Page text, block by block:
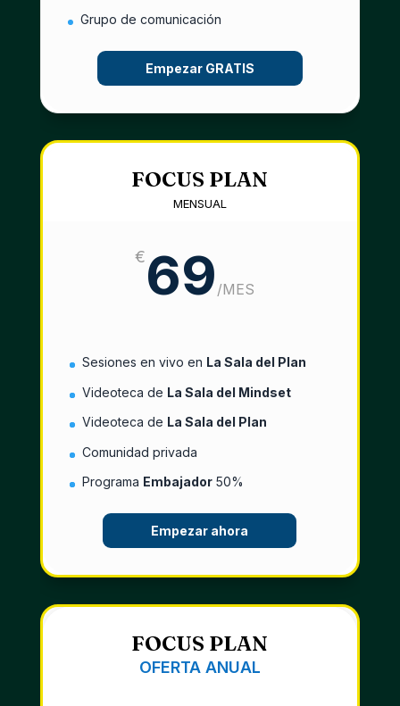
Grupo de comunicación
Empezar GRATIS
FOCUS PLAN
MENSUAL
€69 /MES
Sesiones en vivo en La Sala del Plan
Videoteca de La Sala del Mindset
Videoteca de La Sala del Plan
Comunidad privada
Programa Embajador50%
Empezar ahora
FOCUS PLAN
OFERTA ANUAL